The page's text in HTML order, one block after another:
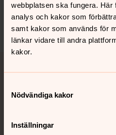
webbplatsen ska fungera.
analys och kakor som
samt kakor som används för
länkar vidare till andra
kakor.
Nödvändiga kakor
Inställningar
Dela
Tillbaka till toppen
Tillbaka till innehållet